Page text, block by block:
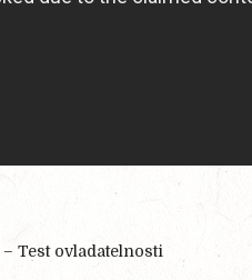
– Test ovladatelnosti